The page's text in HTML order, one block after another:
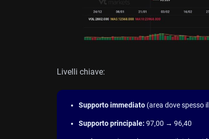
Livelli chiave:
Supporto immediato (area dove spesso
Supporto principale: 97,00 → 96,40